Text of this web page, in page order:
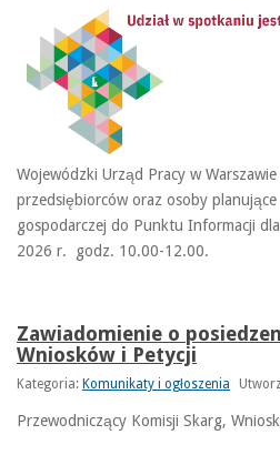
Wojewódzki Urząd Pracy w Warszawie
przedsiębiorców oraz osoby planujące
gospodarczej do Punktu Informacji
2026 r. godz. 10.00-12.00.
Zawiadomienie o
Wniosków i Petycji
Kategoria: Komunikaty i ogłoszenia
Przewodniczący Komisji Skarg,